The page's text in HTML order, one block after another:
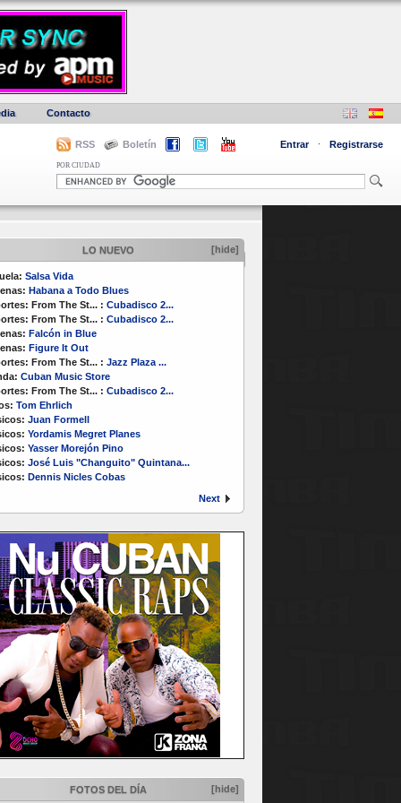
Contacto
RSS Boletín Entrar · Registrarse
POR CIUDAD
LO NUEVO [hide]
Salsa Vida
Habana a Todo Blues
From The St... : Cubadisco 2...
From The St... : Cubadisco 2...
Falcón in Blue
Figure It Out
From The St... : Jazz Plaza ...
Cuban Music Store
From The St... : Cubadisco 2...
Tom Ehrlich
Juan Formell
Yordamis Megret Planes
Yasser Morejón Pino
José Luis "Changuito" Quintana...
Dennis Nicles Cobas
Next
FOTOS DEL DÍA [hide]